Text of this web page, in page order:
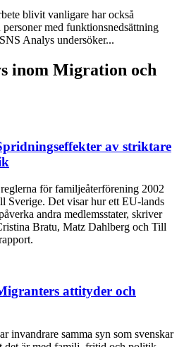
blivit vanligare har också
personer med funktionsnedsättning
Analys undersöker...
inom Migration och
av striktare
för familjeåterförening 2002
Sverige. Det visar hur ett EU-lands
andra medlemsstater, skriver
Bratu, Matz Dahlberg och Till
attityder och
invandrare samma syn som svenskar